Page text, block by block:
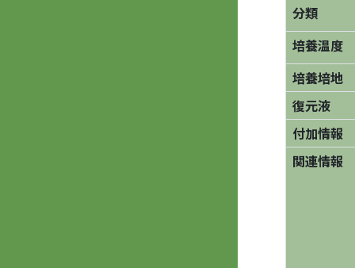
分類
培養温度
培養培地
復元液
付加情報
関連情報